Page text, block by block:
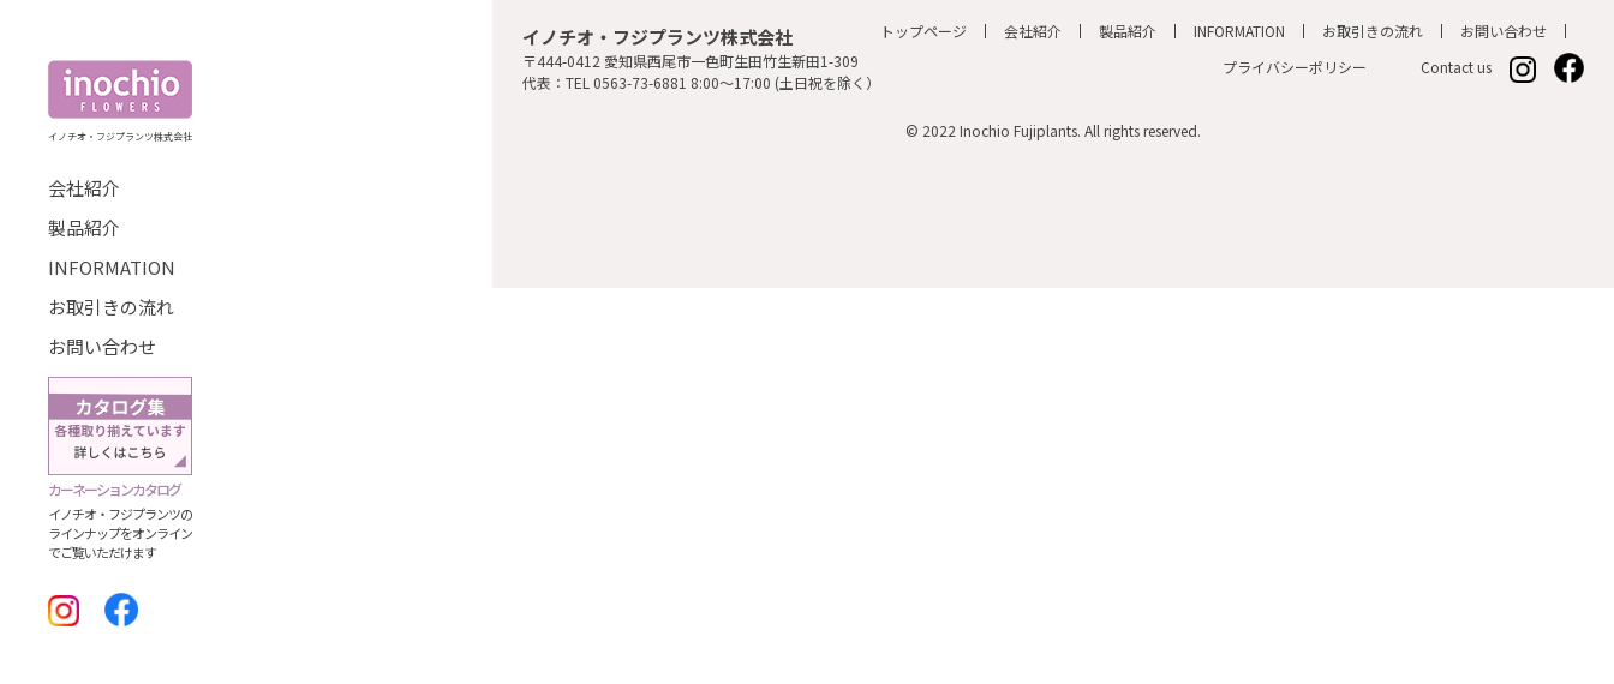
イノチオ・フジプランツ株式会社
会社紹介
製品紹介
INFORMATION
お取引きの流れ
お問い合わせ
カーネーションカタログ
イノチオ・フジプランツの
ラインナップをオンライン
でご覧いただけます
イノチオ・フジプランツ株式会社
〒444-0412 愛知県西尾市一色町生田竹生新田1-309
代表：TEL 0563-73-6881 8:00～17:00 (土日祝を除く）
トップページ 会社紹介 製品紹介 INFORMATION お取引きの流れ
お問い合わせ
プライバシーポリシー
© 2022 Inochio Fujiplants. All rights reserved.